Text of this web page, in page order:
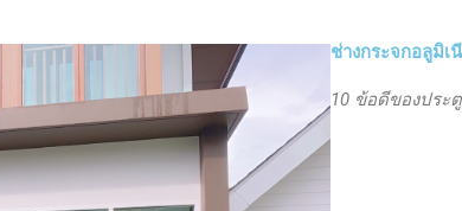
ช่างกระจกอลูมิเ
10 ข้อดีของประ